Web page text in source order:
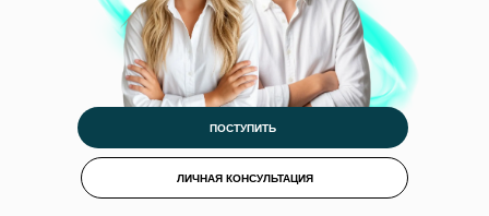
ЛИЧНАЯ КОНСУЛЬТАЦИЯ
ПОСТУПИТЬ